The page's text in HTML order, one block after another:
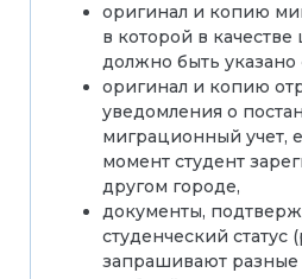
оригинал и копию
в которой в качестве
должно быть указано
оригинал и копию
уведомления о
миграционный учет,
момент студент
другом городе,
документы,
студенческий статус
запрашивают разные